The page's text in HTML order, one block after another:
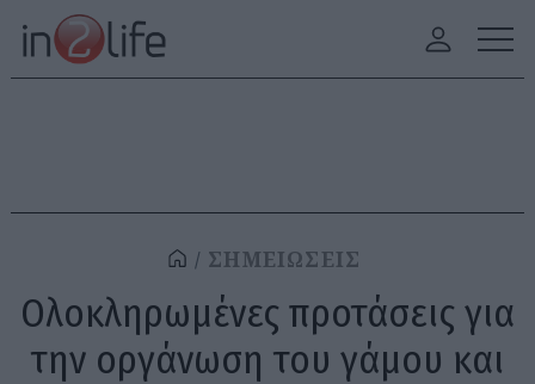
ΣΗΜΕΙΩΣΕΙΣ
Ολοκληρωμένες προτάσεις για
την οργάνωση του γάμου και